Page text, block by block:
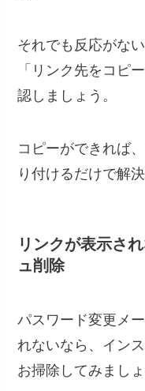
それでも反応がな
「リンク先をコピ
認しましょう。
コピーができれば
り付けるだけで解
リンクが表示さ
ュ削除
パスワード変更メ
れないなら、イン
お掃除してみましょ